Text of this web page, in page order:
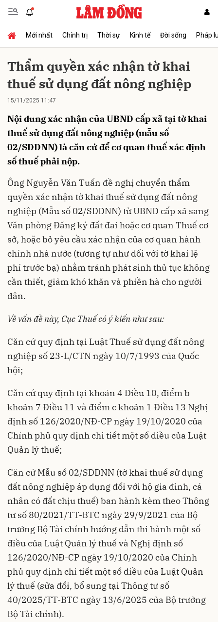
Mới nhất Chính trị Thời sự Kinh tế Đời sống Pháp
Thẩm quyền xác nhận tờ khai
thuế sử dụng đất nông nghiệp
15/11/2025 11:47
Nội dung xác nhận của UBND cấp xã tại tờ khai
thuế sử dụng đất nông nghiệp (mẫu số
02/SDDNN) là căn cứ để cơ quan thuế xác định
số thuế phải nộp.
Ông Nguyễn Văn Tuấn đề nghị chuyển thẩm
quyền xác nhận tờ khai thuế sử dụng đất nông
nghiệp (Mẫu số 02/SDDNN) từ UBND cấp xã sang
Văn phòng Đăng ký đất đai hoặc cơ quan Thuế cơ
sở, hoặc bỏ yêu cầu xác nhận của cơ quan hành
chính nhà nước (tương tự như đối với tờ khai lệ
phí trước bạ) nhằm tránh phát sinh thủ tục không
cần thiết, giảm khó khăn và phiền hà cho người
dân.
Về vấn đề này, Cục Thuế có ý kiến như sau:
Căn cứ quy định tại Luật Thuế sử dụng đất nông
nghiệp số 23-L/CTN ngày 10/7/1993 của Quốc
hội;
Căn cứ quy định tại khoản 4 Điều 10, điểm b
khoản 7 Điều 11 và điểm c khoản 1 Điều 13 Nghị
định số 126/2020/NĐ-CP ngày 19/10/2020 của
Chính phủ quy định chi tiết một số điều của Luật
Quản lý thuế;
Căn cứ Mẫu số 02/SDDNN (tờ khai thuế sử dụng
đất nông nghiệp áp dụng đối với hộ gia đình, cá
nhân có đất chịu thuế) ban hành kèm theo Thông
tư số 80/2021/TT-BTC ngày 29/9/2021 của Bộ
trưởng Bộ Tài chính hướng dẫn thi hành một số
điều của Luật Quản lý thuế và Nghị định số
126/2020/NĐ-CP ngày 19/10/2020 của Chính
phủ quy định chi tiết một số điều của Luật Quản
lý thuế (sửa đổi, bổ sung tại Thông tư số
40/2025/TT-BTC ngày 13/6/2025 của Bộ trưởng
Bộ Tài chính).
Gửi bình luận
Hủy Gửi